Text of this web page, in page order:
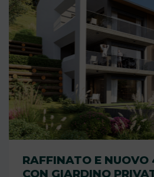
RAFFINATO E
CON GIARDINO